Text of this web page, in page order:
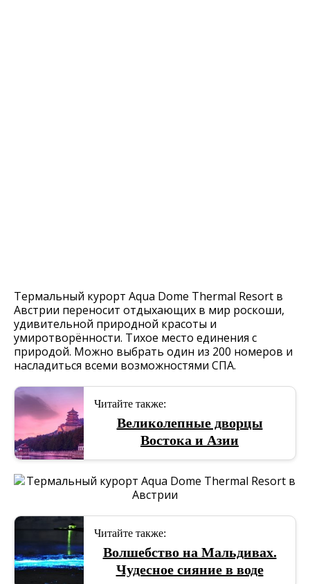
Термальный курорт Aqua Dome Thermal Resort в
Австрии переносит отдыхающих в мир роскоши,
удивительной природной красоты и
умиротворённости. Тихое место единения с
природой. Можно выбрать один из 200 номеров и
насладиться всеми возможностями СПА.
Читайте также:
Великолепные дворцы
Востока и Азии
Читайте также:
Волшебство на Мальдивах.
Чудесное сияние в воде